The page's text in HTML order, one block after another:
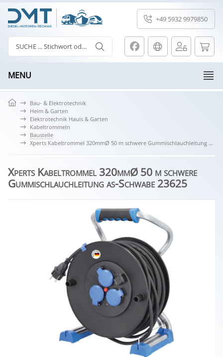
+49 5932 9979850
MENU
Bau- & Elektrotechnik
Heim & Garten
Elektrotechnik Hauis & Garten
Kabeltrommeln
Baustelle
Xperts Kabeltrommel 320mmØ 50 m schwere Gummischlauchleitung as-Schwabe 23625
Xperts Kabeltrommel 320mmØ 50 m schwere
Gummischlauchleitung as-Schwabe 23625